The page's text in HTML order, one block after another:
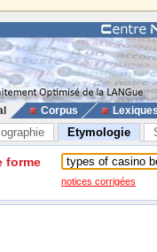
Corpus
Etymologie
forme
notices corrigées